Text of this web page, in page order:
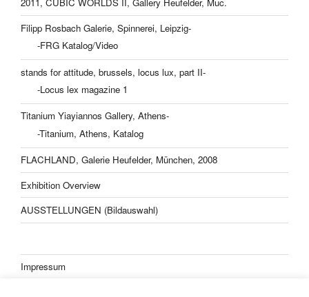
Filipp Rosbach Galerie, Spinnerei, Leipzig-
-FRG Katalog/Video
stands for attitude, brussels, locus lux, part II-
-Locus lex magazine 1
Titanium Yiayiannos Gallery, Athens-
-Titanium, Athens, Katalog
FLACHLAND, Galerie Heufelder, München, 2008
Exhibition Overview
AUSSTELLUNGEN (Bildauswahl)
Impressum